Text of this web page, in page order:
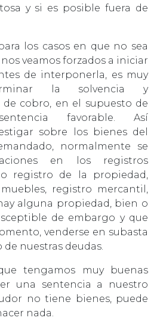
y si es posible fuera de
los casos en que no sea
veamos forzados a iniciar
de interponerla, es muy
la solvencia y
de cobro, en el supuesto de
favorable. Así
sobre los bienes del
normalmente se
en los registros
registro de la propiedad,
registro mercantil,
alguna propiedad, bien o
de embargo y que
venderse en subasta
nuestras deudas.
tengamos muy buenas
una sentencia a nuestro
no tiene bienes, puede
nada.